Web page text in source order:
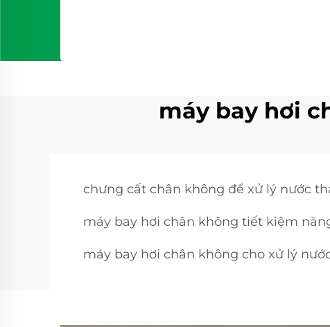
máy bay hơi
chưng cất chân không để xử lý nước
máy bay hơi chân không tiết kiệm
máy bay hơi chân không cho xử lý